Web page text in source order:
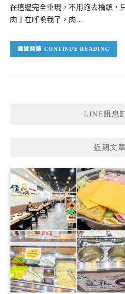
在這邊完全重現，不用跑去橋頭，
肉丁在呼喚我了，肉…
CONTINUE READING
LINE訊息
近期文章